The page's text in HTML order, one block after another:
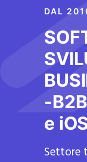
DAL
-
e
Settore